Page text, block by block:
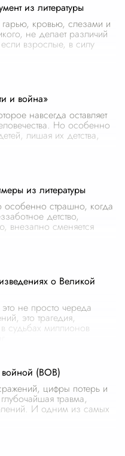
из литературы
кровью, слезами и
не делает различий
взрослые, в силу
и война»
навсегда оставляет
Но особенно
лишая их детства,
из литературы
особенно страшно, когда
детство,
внезапно сменяется
о Великой
не просто череда
это трагедия,
судьбах миллионов
(ВОВ)
цифры потерь и
травма,
И одним из самых